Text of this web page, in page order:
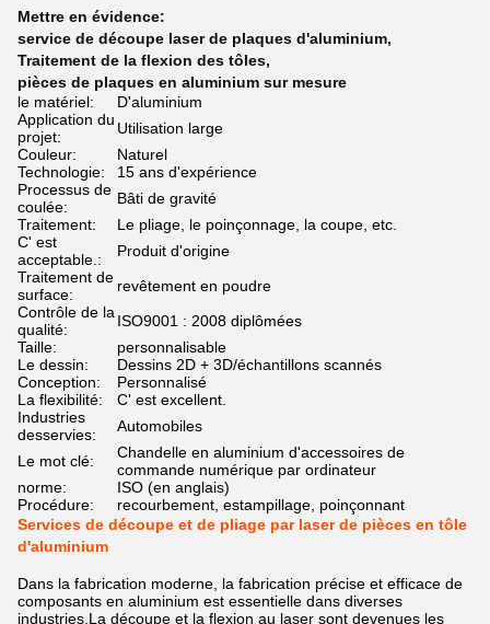
Mettre en évidence:
service de découpe laser de plaques d'aluminium,
Traitement de la flexion des tôles,
pièces de plaques en aluminium sur mesure
le matériel:
D'aluminium
Application du
projet:
Utilisation large
Couleur:
Naturel
Technologie:
15 ans d'expérience
Processus de
coulée:
Bâti de gravité
Traitement:
Le pliage, le poinçonnage, la coupe, etc.
C' est
acceptable.:
Produit d'origine
Traitement de
surface:
revêtement en poudre
Contrôle de la
qualité:
ISO9001 : 2008 diplômées
Taille:
personnalisable
Le dessin:
Dessins 2D + 3D/échantillons scannés
Conception:
Personnalisé
La flexibilité:
C' est excellent.
Industries
desservies:
Automobiles
Le mot clé:
Chandelle en aluminium d'accessoires de
commande numérique par ordinateur
norme:
ISO (en anglais)
Procédure:
recourbement, estampillage, poinçonnant
Services de découpe et de pliage par laser de pièces en tôle
d'aluminium
Dans la fabrication moderne, la fabrication précise et efficace de
composants en aluminium est essentielle dans diverses
industries.La découpe et la flexion au laser sont devenues les